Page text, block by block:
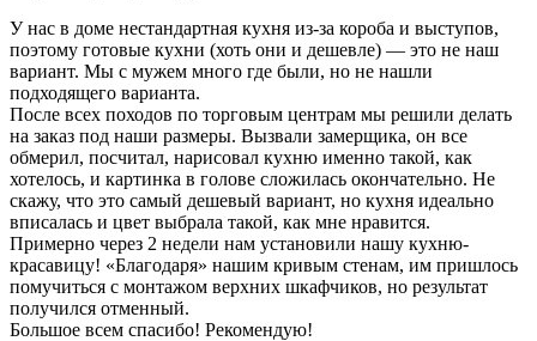
У нас в доме нестандартная кухня из-за короба и выступов,
поэтому готовые кухни (хоть они и дешевле) — это не наш
вариант. Мы с мужем много где были, но не нашли
подходящего варианта.
После всех походов по торговым центрам мы решили делать
на заказ под наши размеры. Вызвали замерщика, он все
обмерил, посчитал, нарисовал кухню именно такой, как
хотелось, и картинка в голове сложилась окончательно. Не
скажу, что это самый дешевый вариант, но кухня идеально
вписалась и цвет выбрала такой, как мне нравится.
Примерно через 2 недели нам установили нашу кухню-
красавицу! «Благодаря» нашим кривым стенам, им пришлось
помучиться с монтажом верхних шкафчиков, но результат
получился отменный.
Большое всем спасибо! Рекомендую!